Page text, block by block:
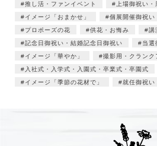
推し活・ファンイベント
上場御祝い・
イメージ「おまかせ」
個展開催御祝い
プロポーズの花
供花・お悔み
講
記念日御祝い・結婚記念日御祝い
当選
イメージ「華やか」
撮影用・クランク
入社式・入学式・入園式・卒業式・卒園式
イメージ「季節の花材で」
就任御祝い